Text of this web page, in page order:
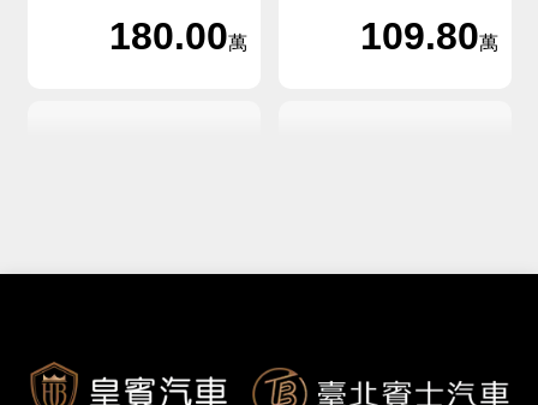
180.00萬 109.80萬